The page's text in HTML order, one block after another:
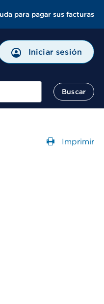
para pagar sus facturas
Iniciar sesión
Buscar
Imprimir